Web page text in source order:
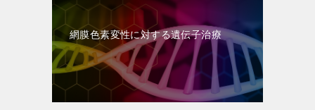
網膜色素変性に対する遺伝子治療